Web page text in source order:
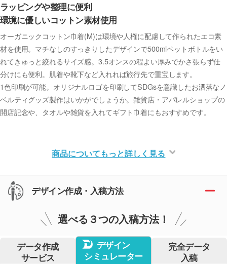
ラッピングや整理に便利
環境に優しいコットン素材使用
オーガニックコットン巾着(M)は環境や人権に配慮して作られたエコ素
材を使用。マチなしのすっきりしたデザインで500mlペットボトルをい
れてきゅっと絞れるサイズ感。3.5オンスの程よい厚みでかさ張らず仕
分けにも便利。肌着や靴下など入れれば旅行先で重宝します。
1色印刷が可能。オリジナルロゴを印刷してSDGsを意識したお洒落なノ
ベルティグッズ製作はいかがでしょうか。雑貨店・アパレルショップの
開店記念や、タオルや雑貨を入れてギフト巾着にもおすすめです。
商品についてもっと詳しく見る
デザイン作成・入稿方法
選べる３つの入稿方法！
データ作成
サービス
デザイン
シミュレーター
完全データ
入稿